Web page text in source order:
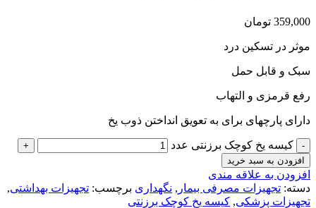
359,000 تومان
موثر در تسکین درد
سبک و قابل حمل
رفع قرمزی و التهاب
دارای پارچهای برای به تعویق انداختن ذوب یخ
کیسه یخ کوچک برزنتی عدد
افزودن به سبد خرید
افزودن به علاقه مندی
دسته: تجهیزات مصرفی بیمار , نگهداری برچسب: تجهیزات بهداشتی,
تجهیزات پزشکی, کیسه یخ کوچک برزنتی